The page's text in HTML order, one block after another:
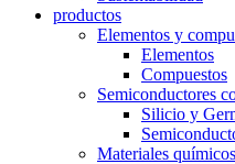
productos
Elementos y
Elementos
Compuestos
Semiconductores
Silicio y
Materiales